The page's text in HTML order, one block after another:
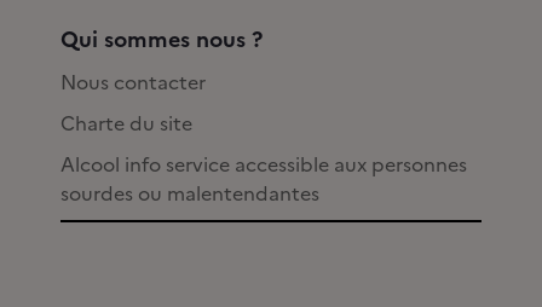
Qui sommes nous ?
Nous contacter
Charte du site
Alcool info service accessible aux personnes
sourdes ou malentendantes